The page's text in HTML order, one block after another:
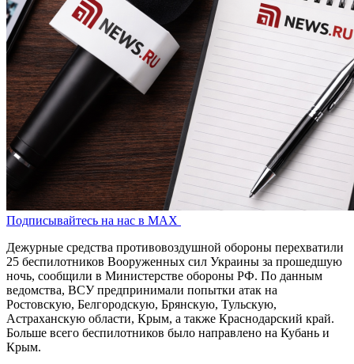
Подписывайтесь на нас в MAX
Дежурные средства противовоздушной обороны перехватили
25 беспилотников Вооруженных сил Украины за прошедшую
ночь, сообщили в Министерстве обороны РФ. По данным
ведомства, ВСУ предпринимали попытки атак на
Ростовскую, Белгородскую, Брянскую, Тульскую,
Астраханскую области, Крым, а также Краснодарский край.
Больше всего беспилотников было направлено на Кубань и
Крым.